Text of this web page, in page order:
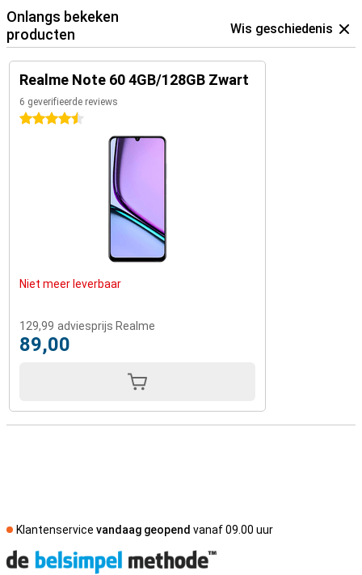
Onlangs bekeken
producten
Wis geschiedenis
Realme Note 60 4GB/128GB Zwart
6 geverifieerde reviews
4.5 sterren
Niet meer leverbaar
129,99 adviesprijs Realme
89,00
Klantenservice vandaag geopend vanaf 09.00 uur